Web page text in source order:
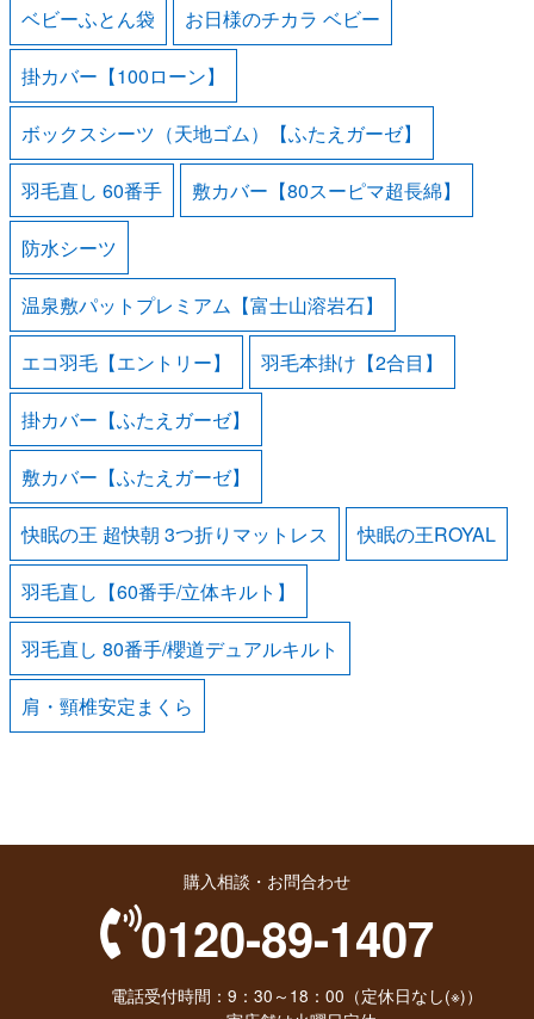
ベビーふとん袋 お日様のチカラ ベビー
掛カバー【100ローン】
ボックスシーツ（天地ゴム）【ふたえガーゼ】
羽毛直し 60番手 敷カバー【80スーピマ超長綿】
防水シーツ
温泉敷パットプレミアム【富士山溶岩石】
エコ羽毛【エントリー】 羽毛本掛け【2合目】
掛カバー【ふたえガーゼ】
敷カバー【ふたえガーゼ】
快眠の王 超快朝 3つ折りマットレス 快眠の王ROYAL
羽毛直し【60番手/立体キルト】
羽毛直し 80番手/櫻道デュアルキルト
肩・頸椎安定まくら
購入相談・お問合わせ
0120-89-1407
電話受付時間：9：30～18：00（定休日なし(※)）